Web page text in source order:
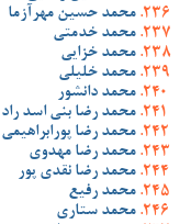
محمد حسین مهرآزما
محمد خدمتی
محمد خزایی
محمد خلیلی
محمد دانشور
محمد رضا بنی اسد راد
محمد رضا پورابراهیمی
محمد رضا مهدوی
محمد رضا نقدی پور
محمد رفیع
محمد ستاری